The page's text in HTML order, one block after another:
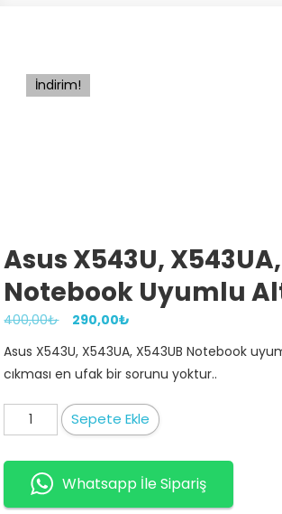
İndirim!
Asus X543U,
Notebook Uyumlu
400,00₺
Orijinal
400,00₺.
290,00₺
fiyat:
290,00₺.
Asus X543U, X543UA, X543UB Notebook
cıkması en ufak bir sorunu yoktur..
Asus
X543U,
X543UA,
X543UB
Notebook
Sepete Ekle
Whatsapp İle Sipariş